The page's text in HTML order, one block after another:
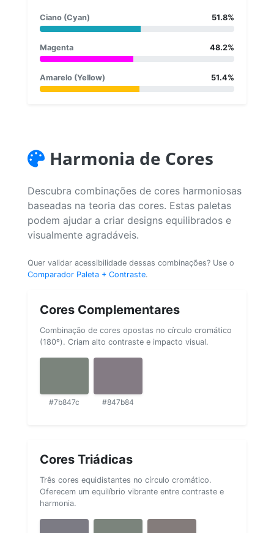
Ciano (Cyan) 51.8%
Magenta 48.2%
Amarelo (Yellow) 51.4%
Harmonia de Cores
Descubra combinações de cores harmoniosas
baseadas na teoria das cores. Estas paletas
podem ajudar a criar designs equilibrados e
visualmente agradáveis.
Quer validar acessibilidade dessas combinações? Use o
Comparador Paleta + Contraste.
Cores Complementares
Combinação de cores opostas no círculo cromático
(180º). Criam alto contraste e impacto visual.
#7b847c #847b84
Cores Triádicas
Três cores equidistantes no círculo cromático.
Oferecem um equilíbrio vibrante entre contraste e
harmonia.